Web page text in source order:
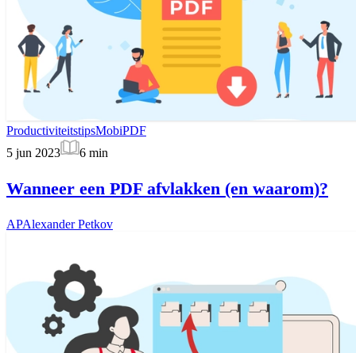
ProductiviteitstipsMobiPDF
5 jun 2023
6 min
Wanneer een PDF afvlakken (en waarom)?
APAlexander Petkov